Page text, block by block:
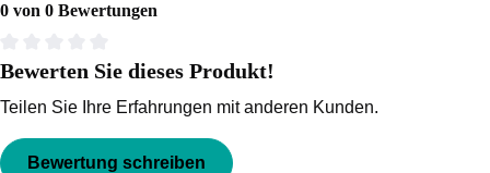
0 von 0 Bewertungen
Durchschnittliche Bewertung von 0 von 5 Sternen
Bewerten Sie dieses Produkt!
Teilen Sie Ihre Erfahrungen mit anderen Kunden.
Bewertung schreiben